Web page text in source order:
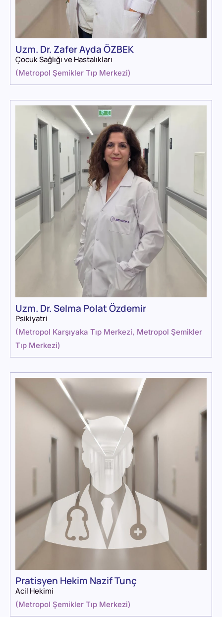
Uzm. Dr. Zafer Ayda ÖZBEK
Çocuk Sağlığı ve Hastalıkları
(Metropol Şemikler Tıp Merkezi)
Uzm. Dr. Selma Polat Özdemir
Psikiyatri
(Metropol Karşıyaka Tıp Merkezi, Metropol Şemikler
Tıp Merkezi)
Pratisyen Hekim Nazif Tunç
Acil Hekimi
(Metropol Şemikler Tıp Merkezi)